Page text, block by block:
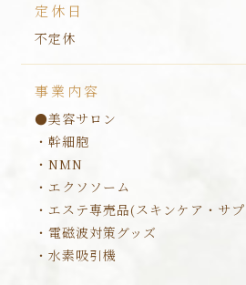
定休日
不定休
事業内容
●美容サロン
・幹細胞
・NMN
・エクソソーム
・エステ専売品(スキンケア・サ
・電磁波対策グッズ
・水素吸引機